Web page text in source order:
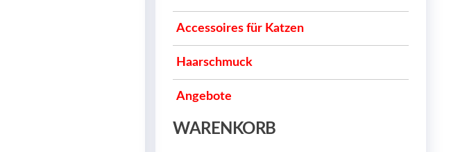
Accessoires für Katzen
Haarschmuck
Angebote
WARENKORB